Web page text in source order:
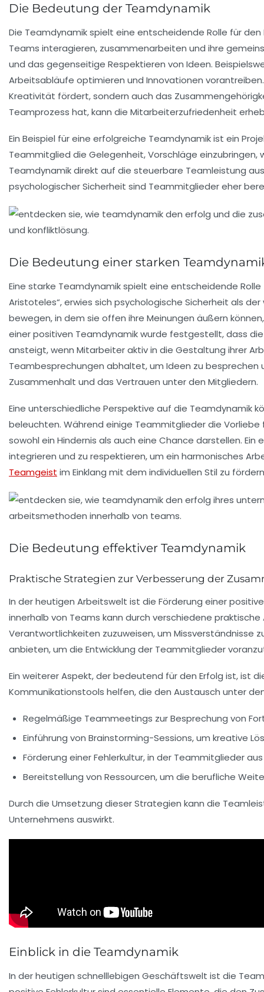
Die Bedeutung der Teamdynamik
Die Teamdynamikspielt eine entscheidende Rolle für
Teams interagieren, zusammenarbeiten und ihre
und das gegenseitige Respektieren von Ideen.
Arbeitsabläufe optimieren und Innovationen
Kreativität fördert, sondern auch das
Teamprozess hat, kann die Mitarbeiterzufriedenheit
Ein Beispiel für eine erfolgreiche Teamdynamik ist ein
Teammitglied die Gelegenheit, Vorschläge einzubringen,
Teamdynamik direkt auf die steuerbare Teamleistung
psychologischer Sicherheit sind Teammitglieder eher
Die Bedeutung einer starken
Eine starke Teamdynamik spielt eine entscheidende Rolle
Aristoteles“, erwies sich psychologische Sicherheit als der
bewegen, in dem sie offen ihre Meinungen äußern
einer positiven Teamdynamik wurde festgestellt, dass
ansteigt, wenn Mitarbeiter aktiv in die Gestaltung ihrer
Teambesprechungen abhaltet, um Ideen zu
Zusammenhalt und das Vertrauen unter den Mitgliedern.
Eine unterschiedliche Perspektive auf die Teamdynamik
beleuchten. Während einige Teammitglieder die
sowohl ein Hindernis als auch eine Chance darstellen. Ein
integrieren und zu respektieren, um ein harmonisches
Teamgeist im Einklang mit dem individuellen Stil zu
Die Bedeutung effektiver Teamdynamik
Praktische Strategien zur Verbesserung der
In der heutigen Arbeitswelt ist die Förderung einer
innerhalb von Teams kann durch verschiedene
Verantwortlichkeiten zuzuweisen, um Missverständnisse
anbieten, um die Entwicklung der Teammitglieder
Ein weiterer Aspekt, der bedeutend für den Erfolg ist, ist
Kommunikationstools helfen, die den Austausch unter
Regelmäßige Teammeetings zur Besprechung von
Einführung von Brainstorming-Sessions, um kreative
Förderung einerFehlerkultur, in der Teammitglieder
Bereitstellung von Ressourcen, um die berufliche
Durch die Umsetzung dieser Strategien kann die
Unternehmens auswirkt.
Einblick in die Teamdynamik
In der heutigen schnelllebigen Geschäftswelt ist die